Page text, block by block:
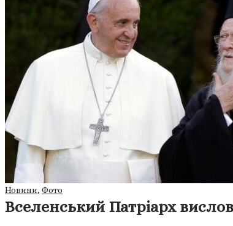
Новини, Фото
Вселенський Патріарх